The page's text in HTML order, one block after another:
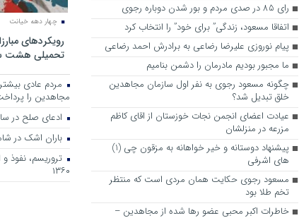
رای 85 در صدی مردم و بور شدن دوباره رجوی
اتفاقا مسعود، زندگی” برای خود” را انتخاب کرد
پیام نوروزی علیرضا رضاعی به برادرش احمد رضاعی
ما مجبور بودیم مادرمان را دشمن بنامیم
چگونه مسعود رجوی به نفر اول سازمان مجاهدین
خلق تبدیل شد؟
عیادت اعضای انجمن نجات خوزستان از اقای کاظم
مزرعه در منزلشان
پیشنهاد دوستانه و خیر خواهانه به مزقون چی (1)
های اشرفی
مسعود رجوی حکایت همان مردی است که منتظر
تخم طلا بود
خاطرات اکبر محبی عضو رها شده از مجاهدین –
چهار دهه خیانت
رویکرد‌های
تحمیلی هشت
مردم عادی
مجاهدین را
ادعای صلح در
باران اشک در
۱۳۶۰